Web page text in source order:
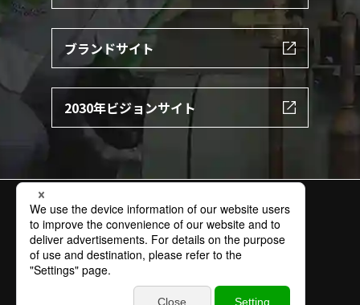
ブランドサイト
2030年ビジョンサイト
サイトの利用条件 個人情報保護方針
特定個人情報保護方針 情報セキュリティ基本方針
ソーシャルメディアポリシー
商標 お問い合わせ サイトマップ